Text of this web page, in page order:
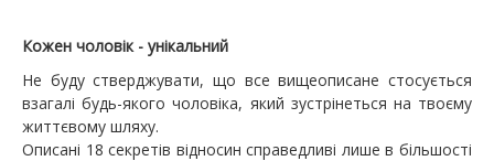
Кожен чоловік - унікальний
Не буду стверджувати, що все вищеописане стосується
взагалі будь-якого чоловіка, який зустрінеться на твоєму
життєвому шляху.
Описані 18 секретів відносин справедливі лише в більшості